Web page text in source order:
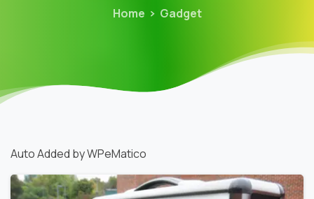
Home Gadget
Auto Added by WPeMatico